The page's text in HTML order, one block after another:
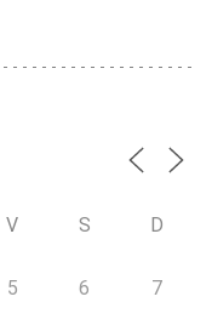
V S D
5 6 7